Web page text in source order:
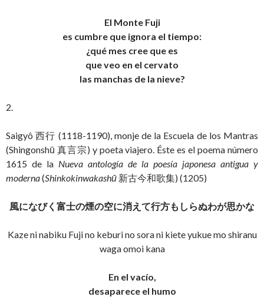
El Monte Fuji
es cumbre que ignora el tiempo:
¿qué mes cree que es
que veo en el cervato
las manchas de la nieve?
2.
Saigyô 西行 (1118-1190), monje de la Escuela de los Mantras
(Shingonshū 真言宗) y poeta viajero. Éste es el poema número
1615 de la Nueva antología de la poesía japonesa antigua y
moderna(Shinkokinwakashū 新古今和歌集) (1205)
風になびく富士の煙の空に消えて行方もしらぬわが思かな
Kaze ni nabiku Fuji no keburi no sora ni kiete yukue mo shiranu
waga omoi kana
En el vacío,
desaparece el humo